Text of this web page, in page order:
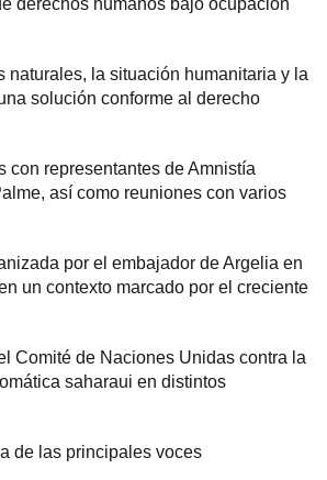
naturales, la situación humanitaria y la
solución conforme al derecho
con representantes de Amnistía
así como reuniones con varios
por el embajador de Argelia en
un contexto marcado por el creciente
Comité de Naciones Unidas contra la
saharaui en distintos
de las principales voces